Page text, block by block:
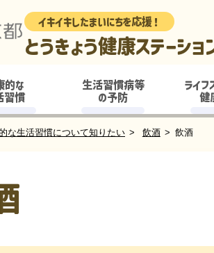
イキイキしたまいにちを応援！
とうきょう健康ステーショ
的な
習慣
生活習慣病等
の予防
ライフ
健
な生活習慣について知りたい 飲酒 飲酒